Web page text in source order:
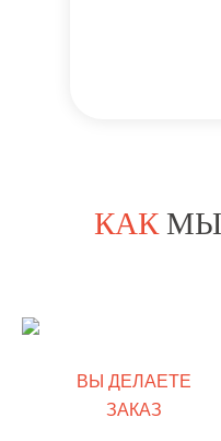
КАКМЫ
ВЫ ДЕЛАЕТЕ
ЗАКАЗ